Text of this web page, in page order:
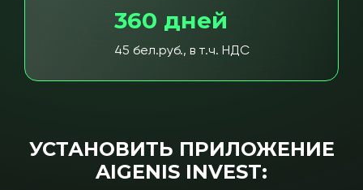
360 дней
45 бел.руб., в т.ч. НДС
УСТАНОВИТЬ ПРИЛОЖЕНИЕ
AIGENIS INVEST: